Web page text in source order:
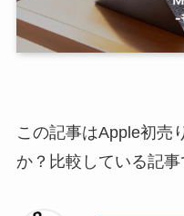
この記事はApple初売
か？比較している記事